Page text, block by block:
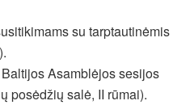
su tarptautinėmis
Asamblėjos sesijos
posėdžių salė, II rūmai).